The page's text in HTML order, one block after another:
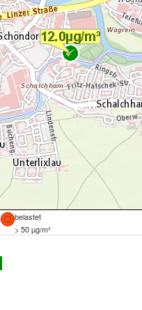
belastet
> 50 µg/m³